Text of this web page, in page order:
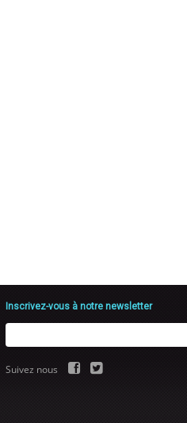
Inscrivez-vous à notre newsletter
Suivez nous